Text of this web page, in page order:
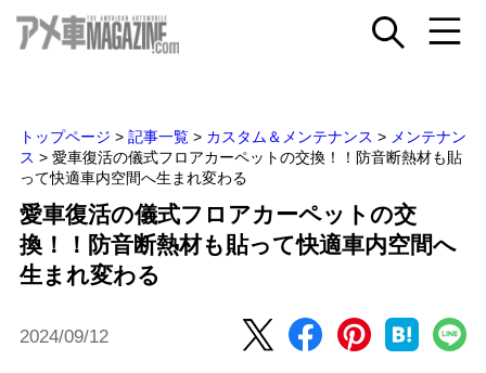
トップページ > 記事一覧 > カスタム＆メンテナンス > メンテナン
ス > 愛車復活の儀式フロアカーペットの交換！！防音断熱材も貼
って快適車内空間へ生まれ変わる
愛車復活の儀式フロアカーペットの交
換！！防音断熱材も貼って快適車内空間へ
生まれ変わる
2024/09/12